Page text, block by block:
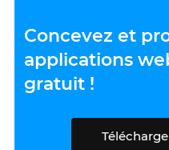
Concevez et
applications
gratuit !